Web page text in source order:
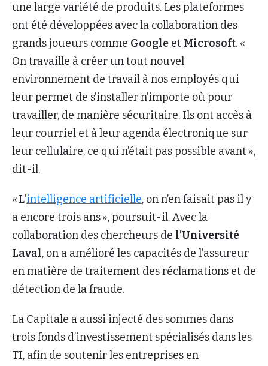
une large variété de produits. Les plateformes
ont été développées avec la collaboration des
grands joueurs comme Google et Microsoft. «
On travaille à créer un tout nouvel
environnement de travail à nos employés qui
leur permet de s’installer n’importe où pour
travailler, de manière sécuritaire. Ils ont accès à
leur courriel et à leur agenda électronique sur
leur cellulaire, ce qui n’était pas possible avant »,
dit-il.
« L’intelligence artificielle, on n’en faisait pas il y
a encore trois ans », poursuit-il. Avec la
collaboration des chercheurs de l’Université
Laval, on a amélioré les capacités de l’assureur
en matière de traitement des réclamations et de
détection de la fraude.
La Capitale a aussi injecté des sommes dans
trois fonds d’investissement spécialisés dans les
TI, afin de soutenir les entreprises en